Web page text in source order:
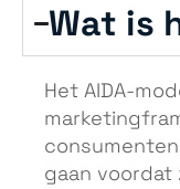
Wat is
Het AIDA-
gaan voordat